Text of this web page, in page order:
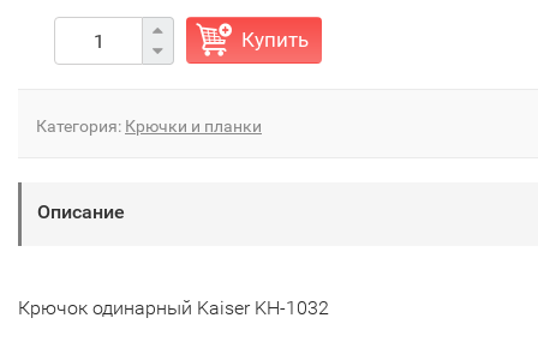
Купить
Категория: Крючки и планки
Описание
Крючок одинарный Kaiser KH-1032